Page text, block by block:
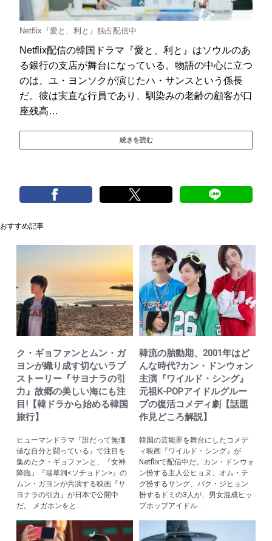
Netflix『愛と、利と』独占配信中
Netflix配信の韓国ドラマ『愛と、利と』はソウルのあ
る銀行の支店が舞台になっている。物語の中心に立つ
のは、ユ・ヨンソクが演じたハ・サンスという係長
だ。彼は実直な行員であり、馴染みの老齢の顧客が口
座残高…
続きを読む
おすすめ記事
ク・ギョファンとムン・ガ
ヨンが織り成す切ないラブ
ストーリー『サヨナラの引
力』故郷の美しい海にも注
目!【韓ドラから始める韓国
旅行】
ヒューマンドラマ『誰だって無価
値な自分と闘っている』で注目を
集めたク・ギョファンと、『女神
降臨』『瑞草洞<ソチョドン>』の
ムン・ガヨンが共演する映画『サ
ヨナラの引力』が日本で公開中
だ。 メガホンをと...
韓流の胎動期、2001年はど
んな時代?カン・ドンウォン
主演『ワイルド・シング』
元祖K-POPアイドルグルー
プの復活コメディ劇【話題
作見どころ解説】
韓国の芸能界を舞台にしたコメデ
ィ映画『ワイルド・シング』が
Netflixで配信中だ。カン・ドンウォ
ン扮する主人公ヒョヌ、オム・テ
グ扮するサング、パク・ジヒョン
扮するドミの3人が、男女混成ヒッ
プホップアイドル...